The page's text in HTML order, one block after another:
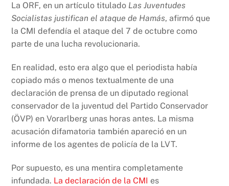
La ORF, en un artículo titulado Las Juventudes
Socialistas justifican el ataque de Hamás, afirmó que
la CMI defendía el ataque del 7 de octubre como
parte de una lucha revolucionaria.
En realidad, esto era algo que el periodista había
copiado más o menos textualmente de una
declaración de prensa de un diputado regional
conservador de la juventud del Partido Conservador
(ÖVP) en Vorarlberg unas horas antes. La misma
acusación difamatoria también apareció en un
informe de los agentes de policía de la LVT.
Por supuesto, es una mentira completamente
infundada. La declaración de la CMI es